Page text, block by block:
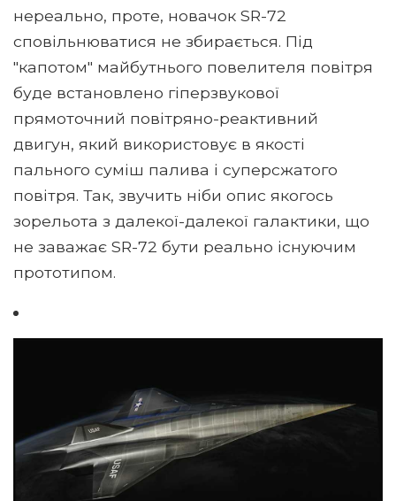
нереально, проте, новачок SR-72
сповільнюватися не збирається. Під
"капотом" майбутнього повелителя повітря
буде встановлено гіперзвукової
прямоточний повітряно-реактивний
двигун, який використовує в якості
пального суміш палива і суперсжатого
повітря. Так, звучить ніби опис якогось
зорельота з далекої-далекої галактики, що
не заважає SR-72 бути реально існуючим
прототипом.